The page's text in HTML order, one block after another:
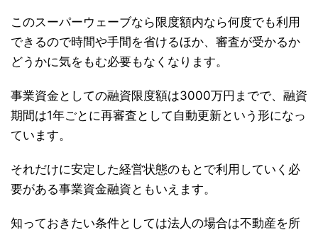
このスーパーウェーブなら限度額内なら何度でも利用
できるので時間や手間を省けるほか、審査が受かるか
どうかに気をもむ必要もなくなります。
事業資金としての融資限度額は3000万円までで、融資
期間は1年ごとに再審査として自動更新という形になっ
ています。
それだけに安定した経営状態のもとで利用していく必
要がある事業資金融資ともいえます。
知っておきたい条件としては法人の場合は不動産を所